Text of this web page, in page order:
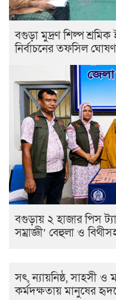
বগুড়া মুদ্রণ শিল্প শ্রমিক
নির্বাচনের তফসিল
বগুড়ায় ২ হাজার পিস
সম্রাজ্ঞী’ বেহুলা ও
সৎ, ন্যায়নিষ্ঠ, সাহসী
কর্মদক্ষতায় মানুষের